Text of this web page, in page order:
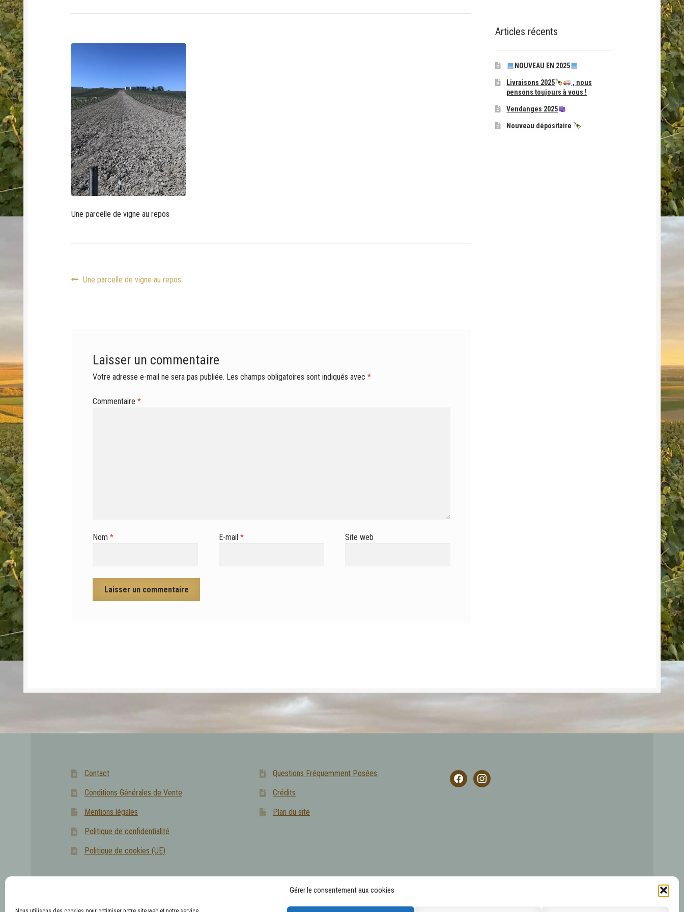
Gérer le consentement aux cookies
Une parcelle de vigne au repos
Navigation
Article
Une parcelle de vigne au repos
Laisser un commentaire
Votre adresse e-mail ne sera pas publiée. Les champs obligatoires sont indiqués avec *
Commentaire *
Nom * E-mail * Site web
Articles récents
NOUVEAU EN 2025
Livraisons 2025
, nous
pensons toujours à vous !
Vendanges 2025
Nouveau dépositaire
Contact
Conditions Générales de Vente
Mentions légales
Politique de confidentialité
Politique de cookies (UE)
Questions Fréquemment Posées
Crédits
Plan du site
facebookinstagram